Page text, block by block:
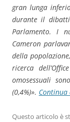
gran lunga
durante il
Parlamento. I
Cameron
della
ricerca
omosessuali
(0,4%)». Continua
Questo articolo è